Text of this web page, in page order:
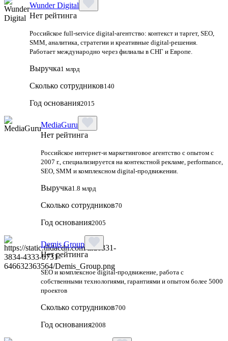
Wunder Digital
Нет рейтинга
Российское full-service digital-агентство: контекст и таргет, SEO,
SMM, аналитика, стратегии и креативные digital-решения.
Работает международно через филиалы в СНГ и Европе.
Выручка1 млрд
Сколько сотрудников140
Год основания2015
MediaGuru
Нет рейтинга
Российское интернет-и маркетинговое агентство с опытом с
2007 г., специализируется на контекстной рекламе, performance,
SEO, SMM и комплексном digital-продвижении.
Выручка1.8 млрд
Сколько сотрудников70
Год основания2005
Demis Group
Нет рейтинга
SEO и комплексное digital-продвижение, работа с
собственными технологиями, гарантиями и опытом более 5000
проектов
Сколько сотрудников700
Год основания2008